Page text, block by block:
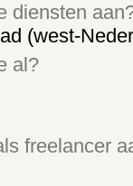
diensten
(west-
al?
freelancer